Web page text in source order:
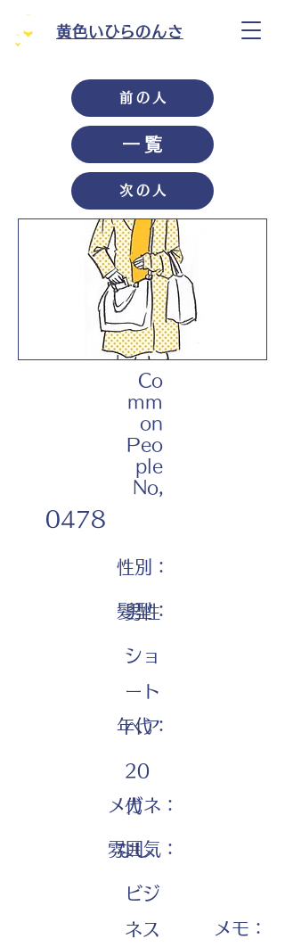
黄色いひらのんさ
前の人
一覧
次の人
Co
mm
on
Peo
ple
No,
0478
性別：
男性
髪型：
ショ
ート
ヘア
年代：
20
代
メガネ：
なし
雰囲気：
ビジ
ネス
​メモ：